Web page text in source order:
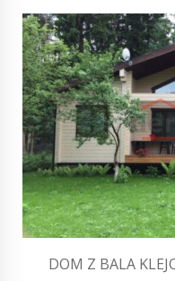
DOM Z BALA